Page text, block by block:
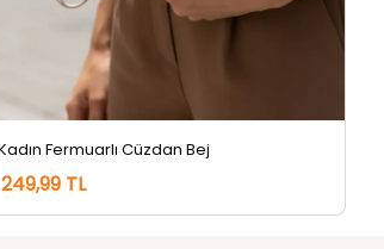
Kadın Fermuarlı Cüzdan Bej
249,99 TL